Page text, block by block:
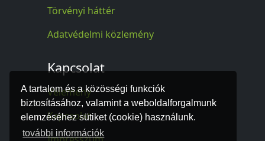
A tartalom és a közösségi funkciók
biztosításához, valamint a weboldalforgalmunk
elemzéséhez sütiket (cookie) használunk.
további információk
Törvényi háttér
Adatvédelmi közlemény
Kapcsolat
Vélemény
Kapcsolat